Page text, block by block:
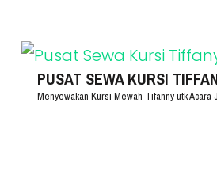
konten
(Tekan
PUSAT SEWA KURSI
Menyewakan Kursi Mewah Tifanny utk